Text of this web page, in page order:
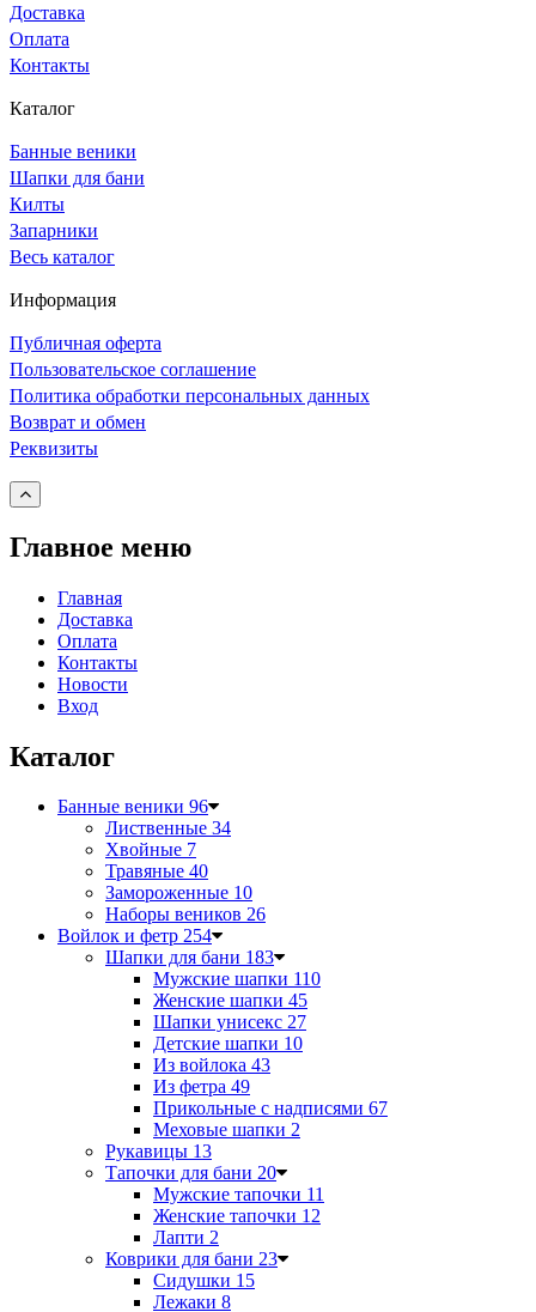
Доставка
Оплата
Контакты
Каталог
Банные веники
Шапки для бани
Килты
Запарники
Весь каталог
Информация
Публичная оферта
Пользовательское соглашение
Политика обработки персональных данных
Возврат и обмен
Реквизиты
Главное меню
Главная
Доставка
Оплата
Контакты
Новости
Вход
Каталог
Банные веники 96
Лиственные 34
Хвойные 7
Травяные 40
Замороженные 10
Наборы веников 26
Войлок и фетр 254
Шапки для бани 183
Мужские шапки 110
Женские шапки 45
Шапки унисекс 27
Детские шапки 10
Из войлока 43
Из фетра 49
Прикольные с надписями 67
Меховые шапки 2
Рукавицы 13
Тапочки для бани 20
Мужские тапочки 11
Женские тапочки 12
Лапти 2
Коврики для бани 23
Сидушки 15
Лежаки 8